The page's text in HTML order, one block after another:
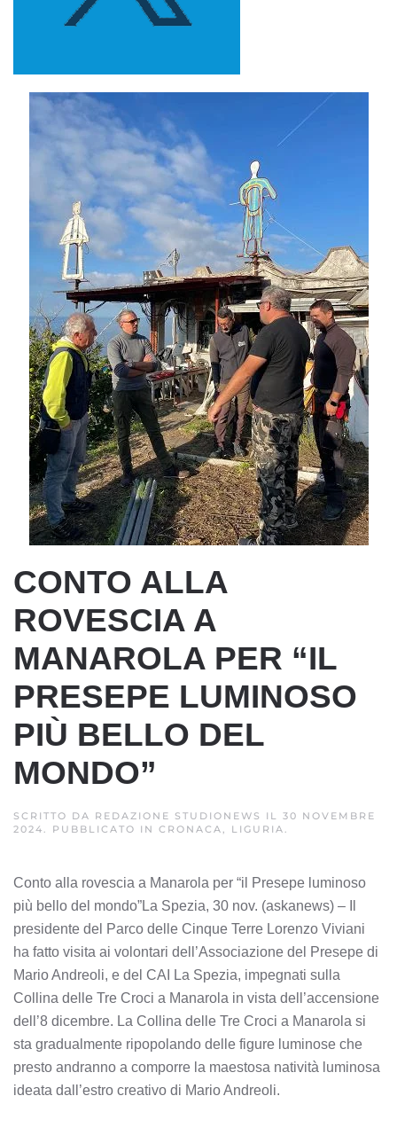
CONTO ALLA
ROVESCIA A
MANAROLA PER “IL
PRESEPE LUMINOSO
PIÙ BELLO DEL
MONDO”
SCRITTO DA REDAZIONE STUDIONEWS IL 30 NOVEMBRE
2024
. PUBBLICATO IN CRONACA, LIGURIA
Conto alla rovescia a Manarola per “il Presepe luminoso
più bello del mondo”La Spezia, 30 nov. (askanews) – Il
presidente del Parco delle Cinque Terre Lorenzo Viviani
ha fatto visita ai volontari dell’Associazione del Presepe di
Mario Andreoli, e del CAI La Spezia, impegnati sulla
Collina delle Tre Croci a Manarola in vista dell’accensione
dell’8 dicembre. La Collina delle Tre Croci a Manarola si
sta gradualmente ripopolando delle figure luminose che
presto andranno a comporre la maestosa natività luminosa
ideata dall’estro creativo di Mario Andreoli.